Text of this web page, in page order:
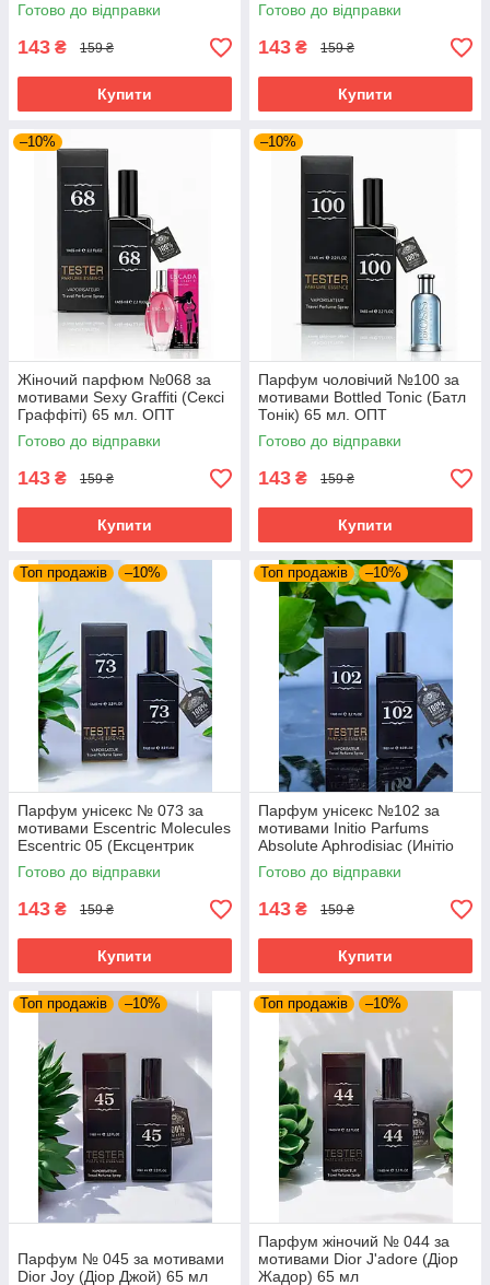
Готово до відправки
143 ₴ 159 ₴
Купити
Готово до відправки
143 ₴ 159 ₴
Купити
–10%
Жіночий парфюм №068 за
мотивами Sexy Graffiti (Сексі
Граффіті) 65 мл. ОПТ
Готово до відправки
143 ₴ 159 ₴
Купити
–10%
Парфум чоловічий №100 за
мотивами Bottled Tonic (Батл
Тонік) 65 мл. ОПТ
Готово до відправки
143 ₴ 159 ₴
Купити
Топ продажів –10%
Парфум унісекс № 073 за
мотивами Escentric Molecules
Escentric 05 (Ексцентрик
молекула Ексцентрик 05) 65
мл
Готово до відправки
143 ₴ 159 ₴
Купити
Топ продажів –10%
Парфум унісекс №102 за
мотивами Initio Parfums
Absolute Aphrodisiac (Инітіо
Парфюм Абсолют
Афродизіак) 65 мл
Готово до відправки
143 ₴ 159 ₴
Купити
Топ продажів –10%
Парфум № 045 за мотивами
Dior Joy (Діор Джой) 65 мл
Топ продажів –10%
Парфум жіночий № 044 за
мотивами Dior J'adore (Діор
Жадор) 65 мл